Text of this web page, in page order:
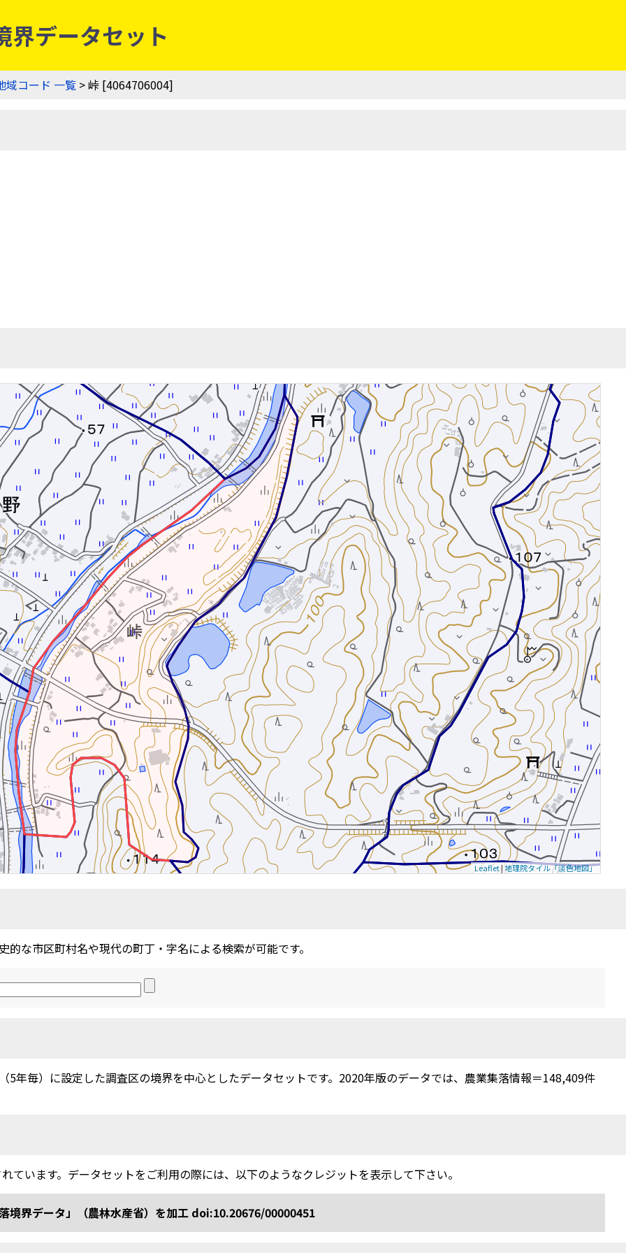
データセット
域コード 一覧 > 峠 [4064706004]
Leaflet|地理院タイル「淡色地図」
的な市区町村名や現代の町丁・字名による検索が可能です。
5年毎）に設定した調査区の境界を中心としたデータセットです。2020年版のデータでは、農業集落情報＝148,409件
ています。データセットをご利用の際には、以下のようなクレジットを表示して下さい。
境界データ」（農林水産省）を加工 doi:10.20676/00000451